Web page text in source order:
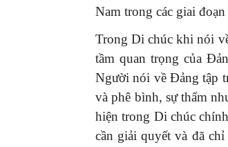
Nam trong các giai
Trong Di chúc khi nói
tầm quan trọng của
Người nói về Đảng tập
và phê bình, sự thấm
hiện trong Di chúc
cần giải quyết và đã